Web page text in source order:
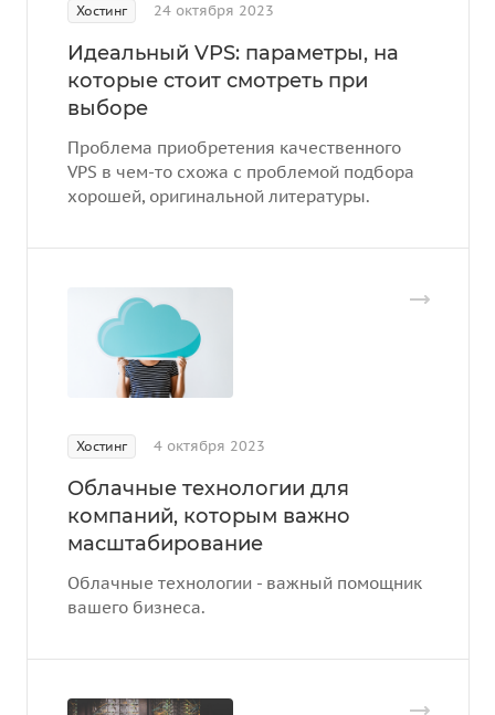
Хостинг 24 октября 2023
Идеальный VPS: параметры, на
которые стоит смотреть при
выборе
Проблема приобретения качественного
VPS в чем-то схожа с проблемой подбора
хорошей, оригинальной литературы.
Хостинг 4 октября 2023
Облачные технологии для
компаний, которым важно
масштабирование
Облачные технологии - важный помощник
вашего бизнеса.